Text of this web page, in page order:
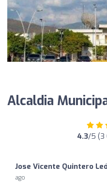
Alcaldia
4.3/5 (3
Jose Vicente Quintero
ago